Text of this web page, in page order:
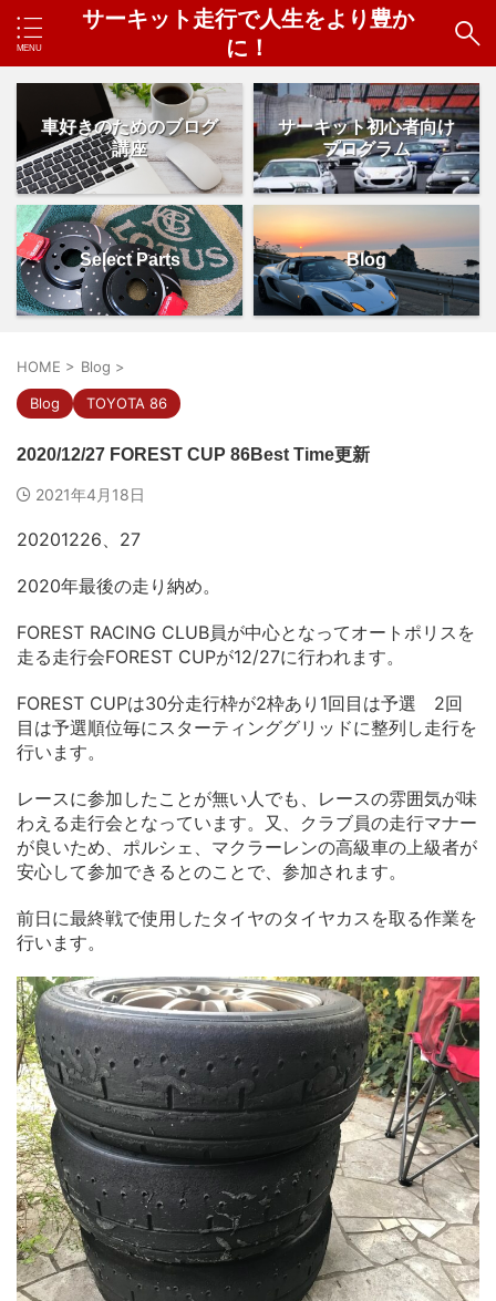
サーキット走行で人生をより豊か
に！
車好きのためのブログ
講座
サーキット初心者向け
プログラム
Select Parts Blog
HOME > Blog >
Blog TOYOTA 86
2020/12/27 FOREST CUP 86Best Time更新
2021年4月18日
20201226、27
2020年最後の走り納め。
FOREST RACING CLUB員が中心となってオートポリスを
走る走行会FOREST CUPが12/27に行われます。
FOREST CUPは30分走行枠が2枠あり1回目は予選 2回
目は予選順位毎にスターティンググリッドに整列し走行を
行います。
レースに参加したことが無い人でも、レースの雰囲気が味
わえる走行会となっています。又、クラブ員の走行マナー
が良いため、ポルシェ、マクラーレンの高級車の上級者が
安心して参加できるとのことで、参加されます。
前日に最終戦で使用したタイヤのタイヤカスを取る作業を
行います。